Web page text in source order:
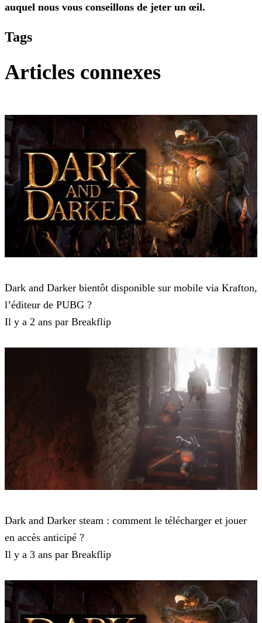
auquel nous vous conseillons de jeter un œil.
Tags
Articles connexes
Dark and Darker bientôt disponible sur mobile via Krafton,
l’éditeur de PUBG ?
Il y a 2 ans par Breakflip
Dark and Darker steam : comment le télécharger et jouer
en accès anticipé ?
Il y a 3 ans par Breakflip